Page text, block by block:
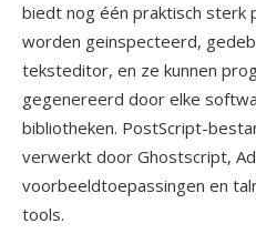
biedt nog één praktisch sterk
worden geinspecteerd,
teksteditor, en ze kunnen
gegenereerd door elke
bibliotheken. PostScript-
verwerkt door Ghostscript,
voorbeeldtoepassingen en
tools.